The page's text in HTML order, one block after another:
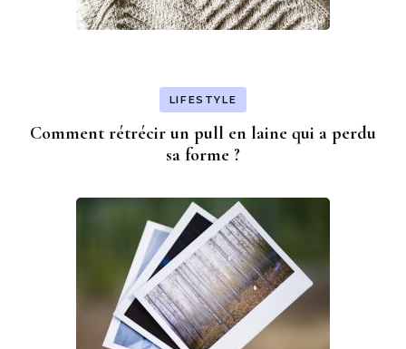
LIFESTYLE
Comment rétrécir un pull en laine qui a perdu
sa forme ?